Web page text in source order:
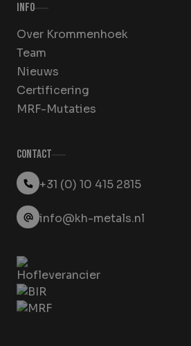
Info
Over Krommenhoek
Team
Nieuws
Certificering
MRF-Mutaties
Contact
+31 (0) 10 415 2815
info@kh-metals.nl